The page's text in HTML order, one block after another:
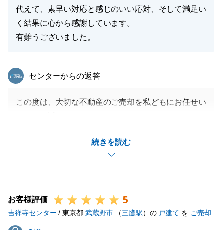
代えて、素早い対応と感じのいい応対、そして満足い
く結果に心から感謝しています。
有難うございました。
続きを読む
東急リバブル
センターからの返答
この度は、大切な不動産のご売却を私どもにお任せい
他社様でのご経験から不安や不信感を抱かれていたと
お伺いしておりましたので、お客様に寄り添い、安心
スピード感や対応、そして何より結果にご満足いただ
けたことは、担当者としてこれ以上の喜びはございま
せん。
お客様評価 5
吉祥寺センター / 東京都 武蔵野市 （三鷹駅）の 戸建て を ご売却